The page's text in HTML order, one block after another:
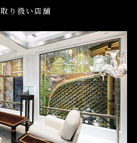
取り扱い店舗